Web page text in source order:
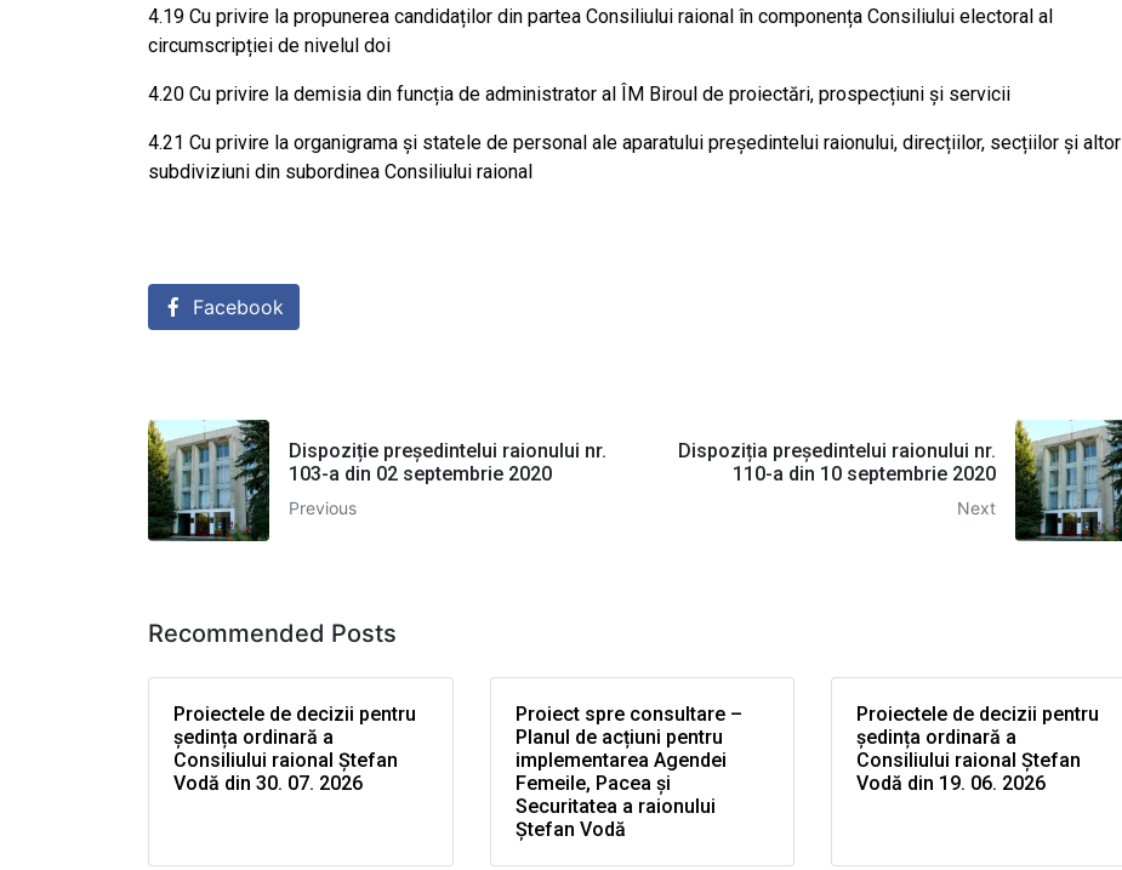
4.19 Cu privire la propunerea candidaților din partea Consiliului raional în componența Consiliului electoral al
circumscripției de nivelul doi
4.20 Cu privire la demisia din funcția de administrator al ÎM Biroul de proiectări, prospecțiuni și servicii
4.21 Cu privire la organigrama și statele de personal ale aparatului președintelui raionului, direcțiilor, secțiilor și altor
subdiviziuni din subordinea Consiliului raional
Facebook
Dispoziție președintelui raionului nr.
103-a din 02 septembrie 2020
Previous
Dispoziția președintelui raionului nr.
110-a din 10 septembrie 2020
Next
Recommended Posts
Proiectele de decizii pentru
ședința ordinară a
Consiliului raional Ștefan
Vodă din 30. 07. 2026
Proiect spre consultare –
Planul de acțiuni pentru
implementarea Agendei
Femeile, Pacea și
Securitatea a raionului
Ștefan Vodă
Proiectele de decizii pentru
ședința ordinară a
Consiliului raional Ștefan
Vodă din 19. 06. 2026